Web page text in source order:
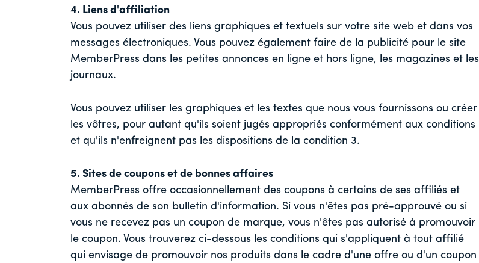
4. Liens d'affiliation
Vous pouvez utiliser des liens graphiques et textuels sur votre site web et dans vos
messages électroniques. Vous pouvez également faire de la publicité pour le site
MemberPress dans les petites annonces en ligne et hors ligne, les magazines et les
journaux.
Vous pouvez utiliser les graphiques et les textes que nous vous fournissons ou créer
les vôtres, pour autant qu'ils soient jugés appropriés conformément aux conditions
et qu'ils n'enfreignent pas les dispositions de la condition 3.
5. Sites de coupons et de bonnes affaires
MemberPress offre occasionnellement des coupons à certains de ses affiliés et
aux abonnés de son bulletin d'information. Si vous n'êtes pas pré-approuvé ou si
vous ne recevez pas un coupon de marque, vous n'êtes pas autorisé à promouvoir
le coupon. Vous trouverez ci-dessous les conditions qui s'appliquent à tout affilié
qui envisage de promouvoir nos produits dans le cadre d'une offre ou d'un coupon